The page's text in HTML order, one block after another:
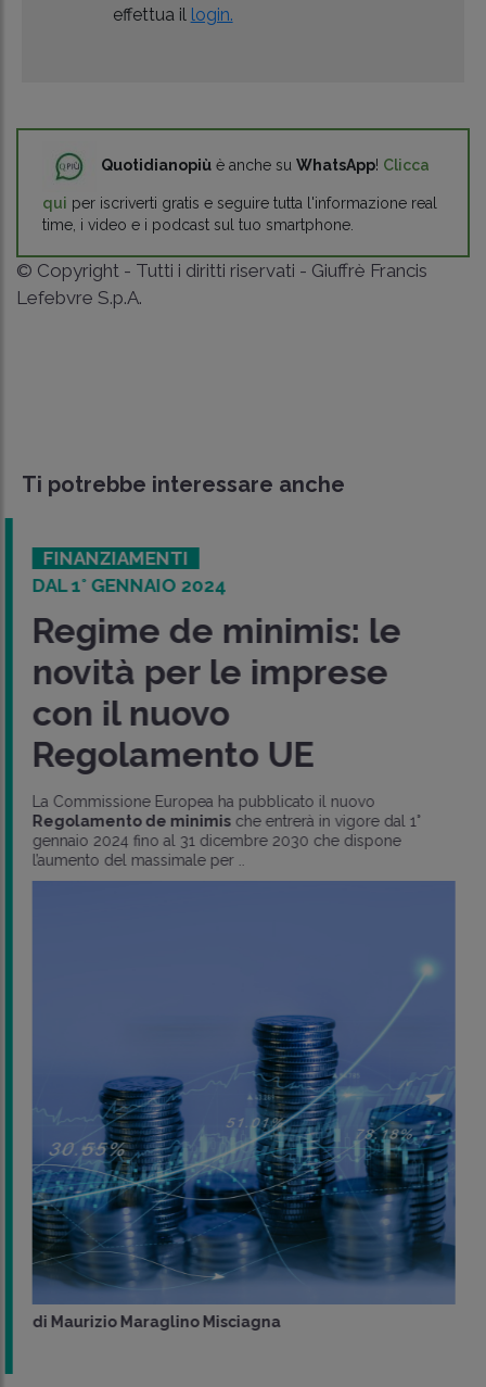
effettua il login.
Quotidianopiù è anche su WhatsApp! Clicca
qui per iscriverti gratis e seguire tutta l'informazione real
time, i video e i podcast sul tuo smartphone.
© Copyright - Tutti i diritti riservati - Giuffrè Francis
Lefebvre S.p.A.
Ti potrebbe interessare anche
FINANZIAMENTI
DAL 1° GENNAIO 2024
Regime de minimis: le
novità per le imprese
con il nuovo
Regolamento UE
La Commissione Europea ha pubblicato il nuovo
Regolamento de minimische entrerà in vigore dal 1°
gennaio 2024 fino al 31 dicembre 2030 che dispone
l’aumento del massimale per ..
diMaurizio Maraglino Misciagna